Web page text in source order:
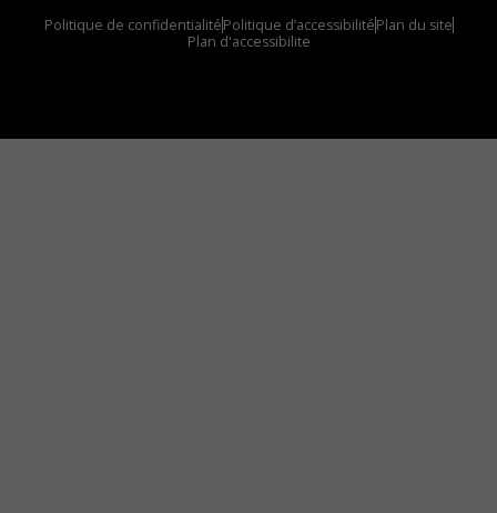
Politique de confidentialitéPolitique d’accessibilitéPlan du site
Plan d'accessibilite